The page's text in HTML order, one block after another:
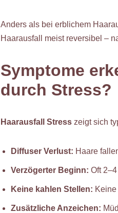
Anders als bei erblichem
Haarausfall meist reversibel –
Symptome
durch Stress?
Haarausfall Stresszeigt sich
Diffuser Verlust: Haare
Verzögerter Beginn: Oft
Keine kahlen Stellen:
Zusätzliche Anzeichen: